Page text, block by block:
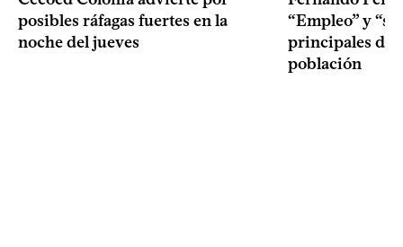
posibles ráfagas fuertes en la
noche del jueves
“Empleo” y
principales
población